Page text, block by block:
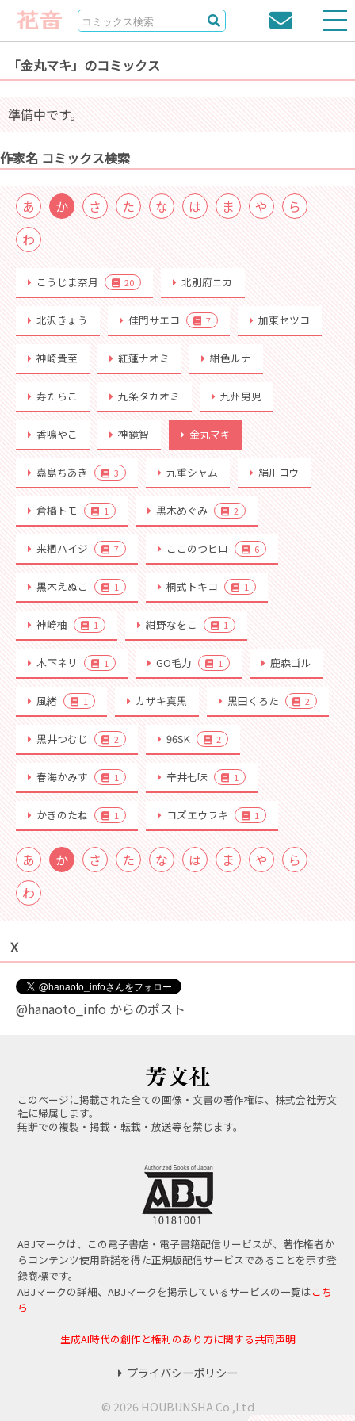
「金丸マキ」のコミックス
準備中です。
作家名 コミックス検索
あ か さ た な は ま や
ら
わ
こうじま奈月 20 北別府ニカ
北沢きょう 佳門サエコ 7 加東セツコ
神崎貴至 紅蓮ナオミ 紺色ルナ
寿たらこ 九条タカオミ 九州男児
香鳴やこ 神鏡智 金丸マキ
嘉島ちあき 3 九重シャム 絹川コウ
倉橋トモ 1 黒木めぐみ 2
来栖ハイジ 7 ここのつヒロ 6
黒木えぬこ 1 桐式トキコ 1
神崎柚 1 紺野なをこ 1
木下ネリ 1 GO毛力 1 鹿森ゴル
風緒 1 カザキ真黒 黒田くろた 2
黒井つむじ 2 96SK 2
春海かみす 1 辛井七味 1
かきのたね 1 コズエウラキ 1
あ か さ た な は ま や
ら
わ
Ｘ
@hanaoto_info からのポスト
このページに掲載された全ての画像・文書の著作権は、株式会社芳文
社に帰属します。
無断での複製・掲載・転載・放送等を禁じます。
ABJマークは、この電子書店・電子書籍配信サービスが、著作権者か
らコンテンツ使用許諾を得た正規版配信サービスであることを示す登
録商標です。
ABJマークの詳細、ABJマークを掲示しているサービスの一覧はこち
ら
生成AI時代の創作と権利のあり方に関する共同声明
プライバシーポリシー
© 2026 HOUBUNSHA Co.,Ltd